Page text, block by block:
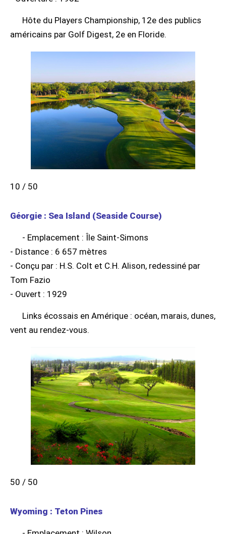
Hôte du Players Championship, 12e des publics
américains par Golf Digest, 2e en Floride.
10 / 50
Géorgie : Sea Island (Seaside Course)
- Emplacement : Île Saint-Simons
- Distance : 6 657 mètres
- Conçu par : H.S. Colt et C.H. Alison, redessiné par
Tom Fazio
- Ouvert : 1929
Links écossais en Amérique : océan, marais, dunes,
vent au rendez-vous.
50 / 50
Wyoming : Teton Pines